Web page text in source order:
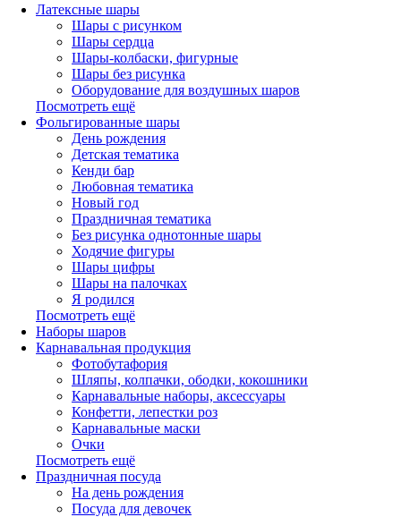
Латексные шары
Шары с рисунком
Шары сердца
Шары-колбаски, фигурные
Шары без рисунка
Оборудование для воздушных шаров
Посмотреть ещё
Фольгированные шары
День рождения
Детская тематика
Кенди бар
Любовная тематика
Новый год
Праздничная тематика
Без рисунка однотонные шары
Ходячие фигуры
Шары цифры
Шары на палочках
Я родился
Посмотреть ещё
Наборы шаров
Карнавальная продукция
Фотобутафория
Шляпы, колпачки, ободки, кокошники
Карнавальные наборы, аксессуары
Конфетти, лепестки роз
Карнавальные маски
Очки
Посмотреть ещё
Праздничная посуда
На день рождения
Посуда для девочек